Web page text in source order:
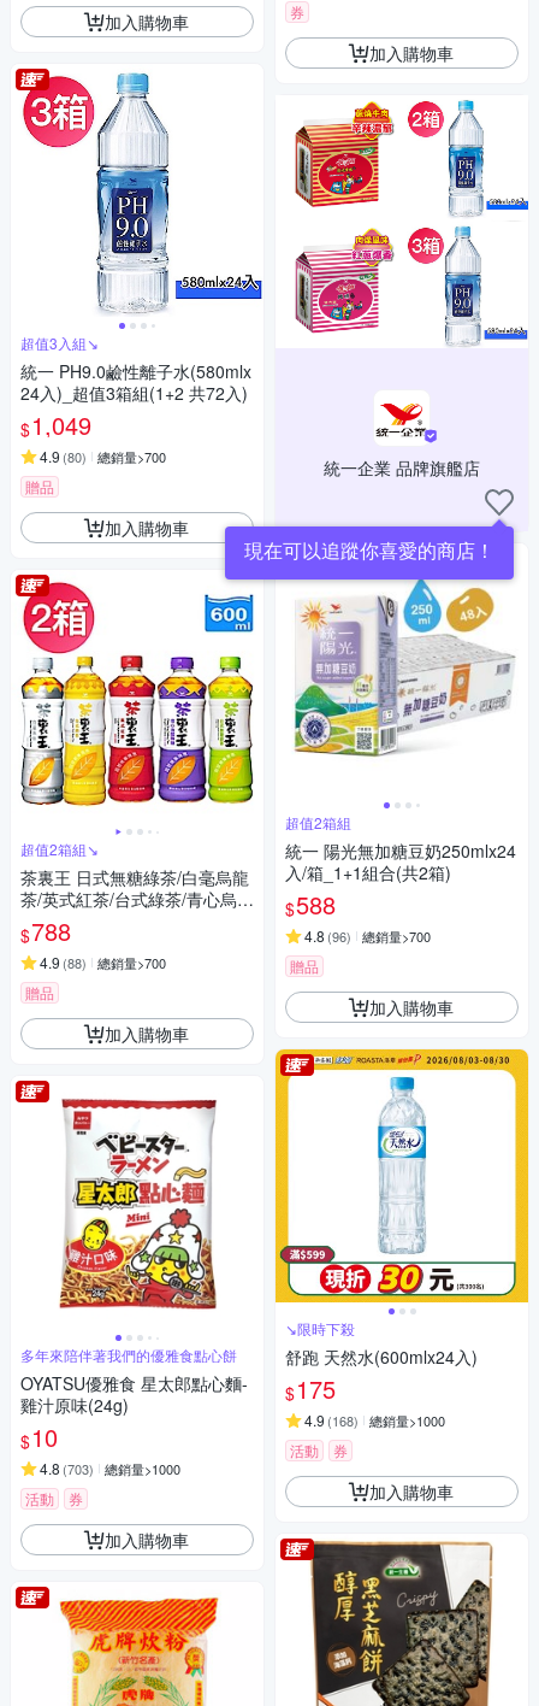
加入購物車
超值3入組↘︎
統一 PH9.0鹼性離子水(580mlx
24入)_超值3箱組(1+2 共72入)
$1,049
4.9 (80) 總銷量>700
贈品
加入購物車
超值2箱組↘︎
茶裏王 日式無糖綠茶/白毫烏龍
茶/英式紅茶/台式綠茶/青心烏龍
茶(600mlx24入)任選2箱
$788
4.9 (88) 總銷量>700
贈品
加入購物車
多年來陪伴著我們的優雅食點心餅
OYATSU優雅食 星太郎點心麵-
雞汁原味(24g)
$10
4.8 (703) 總銷量>1000
活動 券
加入購物車
券
加入購物車
統一企業 品牌旗艦店
現在可以追蹤你喜愛的商店！
超值2箱組
統一 陽光無加糖豆奶250mlx24
入/箱_1+1組合(共2箱)
$588
4.8 (96) 總銷量>700
贈品
加入購物車
↘限時下殺
舒跑 天然水(600mlx24入)
$175
4.9 (168) 總銷量>1000
活動 券
加入購物車